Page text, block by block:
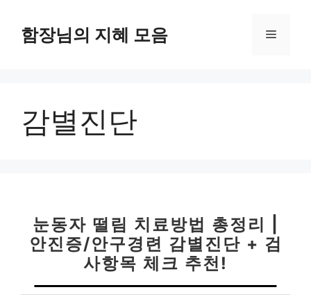
함장님의 지혜 모음 메
감별진단
눈동자 떨림 치료방법 총정리 |
안진증/안구경련 감별진단 + 검
사항목 체크 추천!